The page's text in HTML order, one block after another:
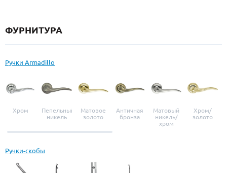
ФУРНИТУРА
Ручки Armadillo
Хром
Пепельный
никель
Матовое
золото
Античная
бронза
Матовый
никель/
хром
Хром/
золото
Ручки-скобы